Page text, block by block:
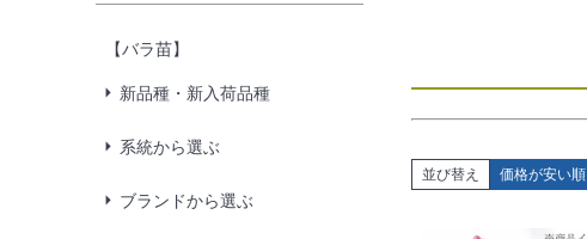
【バラ苗】
新品種・新入荷品種
系統から選ぶ
ブランドから選ぶ
並び替え 価格が安い順